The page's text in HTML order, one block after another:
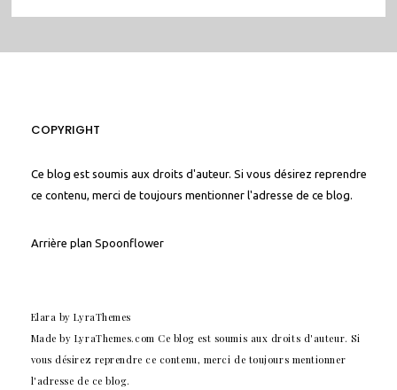
COPYRIGHT
Ce blog est soumis aux droits d'auteur. Si vous désirez reprendre
ce contenu, merci de toujours mentionner l'adresse de ce blog.
Arrière plan Spoonflower
Elara by LyraThemes
Made by LyraThemes.com Ce blog est soumis aux droits d'auteur. Si
vous désirez reprendre ce contenu, merci de toujours mentionner
l'adresse de ce blog.